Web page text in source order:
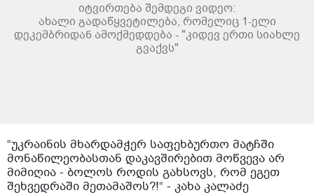
იტვირთება შემდეგი ვიდეო:
ახალი გადაწყვეტილება, რომელიც 1-ელი
დეკემბრიდან ამოქმედდება - "კიდევ ერთი სიახლე
გვაქვს"
“უკრაინის მხარდამჭერ საფეხბურთო მატჩში
მონაწილეობასთან დაკავშირებით მოწვევა არ
მიმიღია - ბოლოს როდის გახსოვს, რომ ეგეთ
შეხვედრაში მეთამაშოს?!“ - კახა კალაძე